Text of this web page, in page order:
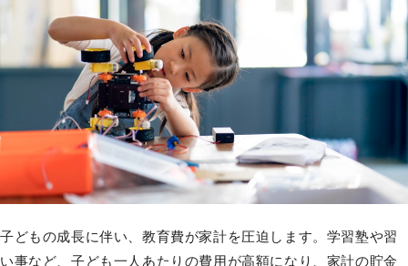
子どもの成長に伴い、教育費が家計を圧迫します。学習塾や習
い事など、子ども一人あたりの費用が高額になり、家計の貯金